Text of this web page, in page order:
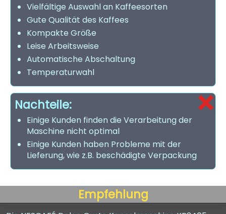
Vielfältige Auswahl an Kaffeesorten
Gute Qualität des Kaffees
Kompakte Größe
Leise Arbeitsweise
Automatische Abschaltung
Temperaturwahl
Nachteile:
Einige Kunden finden die Verarbeitung der
Maschine nicht optimal
Einige Kunden haben Probleme mit der
Lieferung, wie z.B. beschädigte Verpackung
Empfehlung